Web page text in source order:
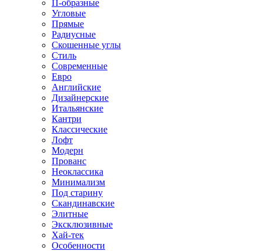
П-образные
Угловые
Прямые
Радиусные
Скошенные углы
Стиль
Современные
Евро
Английские
Дизайнерские
Итальянские
Кантри
Классические
Лофт
Модерн
Прованс
Неоклассика
Минимализм
Под старину
Скандинавские
Элитные
Эксклюзивные
Хай-тек
Особенности